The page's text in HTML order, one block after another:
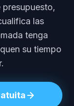
las
tenga
su tiempo